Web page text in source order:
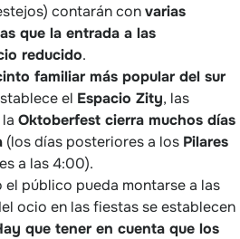
contarán convarias
que la entrada a las
reducido.
familiar más popular del sur
el Espacio Zity, las
Oktoberfest cierra muchos días
(los días posteriores a los Pilares
a las 4:00).
público pueda montarse a las
ocio en las fiestas se establecen
que tener en cuenta que los